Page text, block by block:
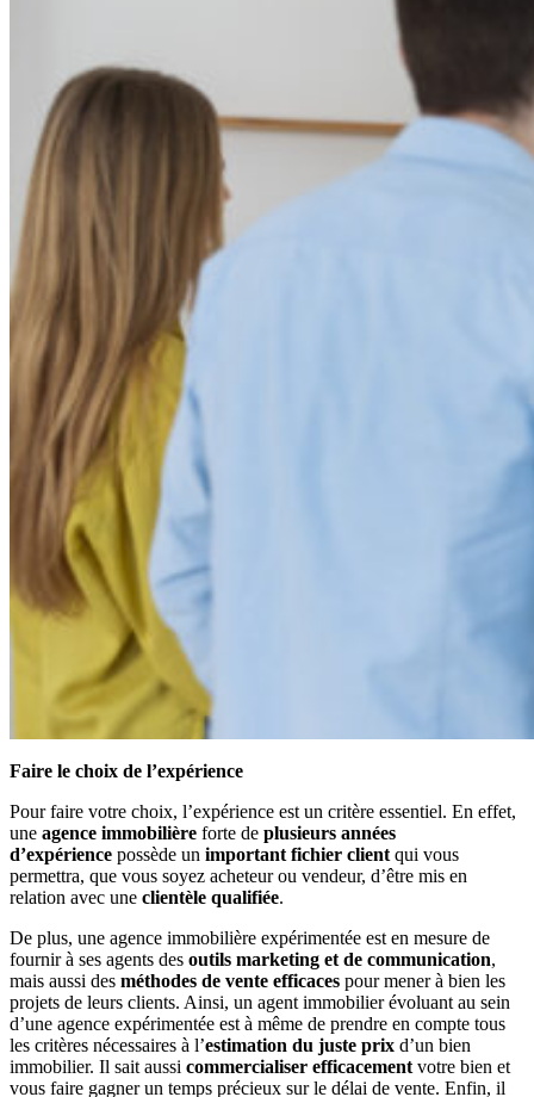
Faire le choix de l’expérience
Pour faire votre choix, l’expérience est un critère essentiel. En effet,
une agence immobilière forte de plusieurs années
d’expérience possède un important fichier client qui vous
permettra, que vous soyez acheteur ou vendeur, d’être mis en
relation avec une clientèle qualifiée.
De plus, une agence immobilière expérimentée est en mesure de
fournir à ses agents des outils marketing et de communication,
mais aussi des méthodes de vente efficaces pour mener à bien les
projets de leurs clients. Ainsi, un agent immobilier évoluant au sein
d’une agence expérimentée est à même de prendre en compte tous
les critères nécessaires à l’estimation du juste prix d’un bien
immobilier. Il sait aussi commercialiser efficacement votre bien et
vous faire gagner un temps précieux sur le délai de vente. Enfin, il